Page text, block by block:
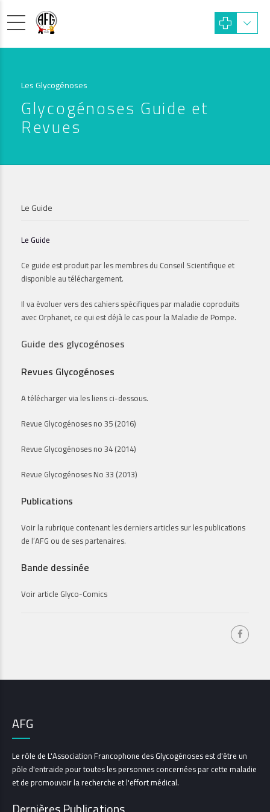
Les Glycogénoses
Glycogénoses Guide et
Revues
Le Guide
Le Guide
Ce guide est produit par les membres du Conseil Scientifique et
disponible au téléchargement.
Il va évoluer vers des cahiers spécifiques par maladie coproduits
avec Orphanet, ce qui est déjà le cas pourla Maladie de Pompe.
Guide des glycogénoses
Revues Glycogénoses
A télécharger via les liens ci-dessous.
Revue Glycogénoses no 35 (2016)
Revue Glycogénoses no 34 (2014)
Revue Glycogénoses No 33 (2013)
Publications
Voir la rubrique contenant les derniers articles sur les publications
de l’AFG ou de ses partenaires.
Bande dessinée
Voir article Glyco-Comics
AFG
Le rôle de L'Association Francophone des Glycogénoses est d'être un
pôle d'entraide pour toutes les personnes concernées par cette maladie
et de promouvoir la recherche et l'effort médical.